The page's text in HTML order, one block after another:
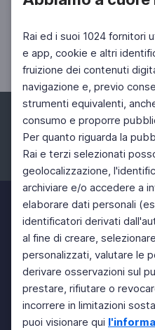
Rai ed i suoi 1024 fornitori
e app, cookie e altri
fruizione dei contenuti
navigazione e, previo
strumenti equivalenti,
consumo e proporre
Per quanto riguarda la
Rai e terzi selezionati
geolocalizzazione,
archiviare e/o accedere a
elaborare dati personali
identificatori derivati
al fine di creare,
personalizzati, valutare le
derivare osservazioni sul
prestare, rifiutare o
incorrere in limitazioni
puoi visionare qui